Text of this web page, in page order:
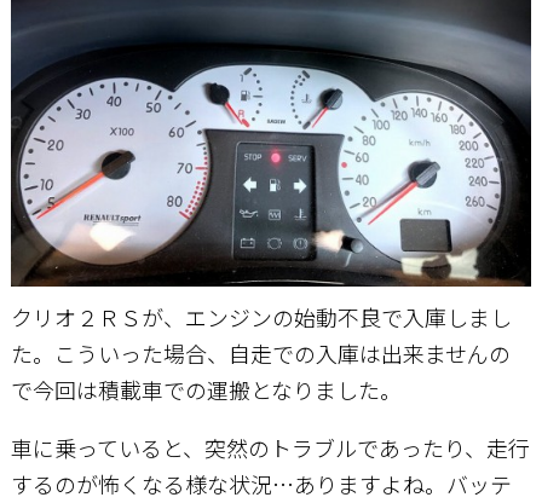
クリオ２ＲＳが、エンジンの始動不良で入庫しまし
た。こういった場合、自走での入庫は出来ませんの
で今回は積載車での運搬となりました。
車に乗っていると、突然のトラブルであったり、走行
するのが怖くなる様な状況…ありますよね。バッテ